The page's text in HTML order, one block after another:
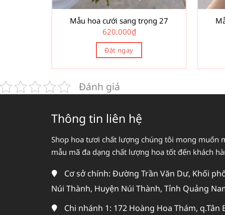
Mẫu hoa cưới sang trọng 27
620.000₫
Đặt ngay
Đánh giá
Thông tin liên hệ
Shop hoa tươi chất lượng chúng tôi mong muốn
mẫu mã đa dạng chất lượng hoa tốt đến khách
Cơ sở chính: Đường Trần Văn Dư, Khối
Núi Thành, Huyện Núi Thành, Tỉnh Quảng
Chi nhánh 1: 172 Hoàng Hoa Thám, q.Tân